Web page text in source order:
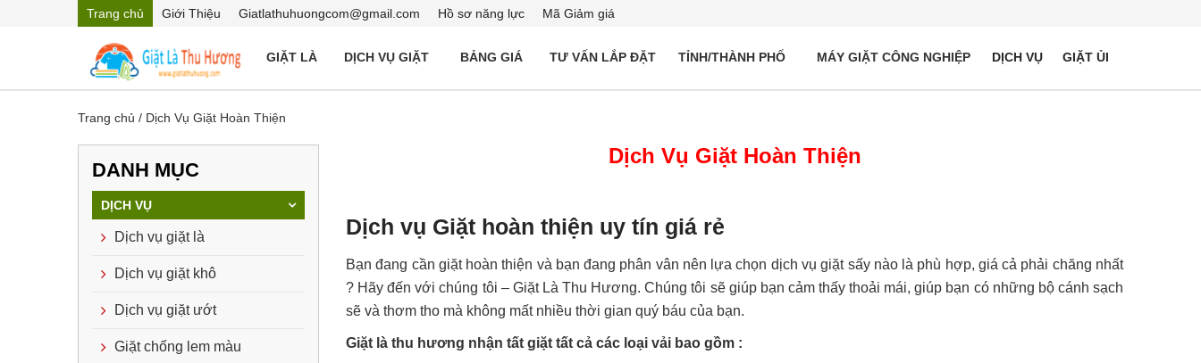
Trang chủ Giới Thiệu Giatlathuhuongcom@gmail.com Hồ sơ năng lực Mã Giảm giá
GIẶT LÀ DỊCH VỤ GIẶT BẢNG GIÁ TƯ VẤN LẮP ĐẶT TỈNH/THÀNH PHỐ MÁY GIẶT CÔNG NGHIỆP DỊCH VỤ GIẶT ỦI
Trang chủ / Dịch Vụ Giặt Hoàn Thiện
Dịch Vụ Giặt Hoàn Thiện
Dịch vụ Giặt hoàn thiện uy tín giá rẻ
Bạn đang cần giặt hoàn thiện và bạn đang phân vân nên lựa chọn dịch vụ giặt sấy nào là phù hợp, giá cả phải chăng nhất
? Hãy đến với chúng tôi – Giặt Là Thu Hương. Chúng tôi sẽ giúp bạn cảm thấy thoải mái, giúp bạn có những bộ cánh sạch
sẽ và thơm tho mà không mất nhiều thời gian quý báu của bạn.
Giặt là thu hương nhận tất giặt tất cả các loại vải bao gồm :
DANH MỤC
DỊCH VỤ
Dịch vụ giặt là
Dịch vụ giặt khô
Dịch vụ giặt ướt
Giặt chống lem màu